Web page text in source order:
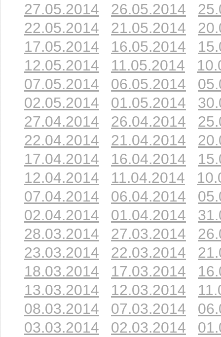
27.05.2014
26.05.2014
22.05.2014
21.05.2014
17.05.2014
16.05.2014
12.05.2014
11.05.2014
07.05.2014
06.05.2014
02.05.2014
01.05.2014
27.04.2014
26.04.2014
22.04.2014
21.04.2014
17.04.2014
16.04.2014
12.04.2014
11.04.2014
07.04.2014
06.04.2014
02.04.2014
01.04.2014
28.03.2014
27.03.2014
23.03.2014
22.03.2014
18.03.2014
17.03.2014
13.03.2014
12.03.2014
08.03.2014
07.03.2014
03.03.2014
02.03.2014